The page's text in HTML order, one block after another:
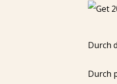
Durch
Durch